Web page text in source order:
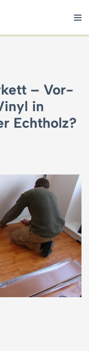
– Vor-
in
Echtholz?